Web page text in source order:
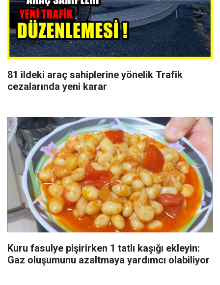
81 ildeki araç sahiplerine yönelik Trafik
cezalarında yeni karar
Kuru fasulye pişirirken 1 tatlı kaşığı ekleyin:
Gaz oluşumunu azaltmaya yardımcı olabiliyor